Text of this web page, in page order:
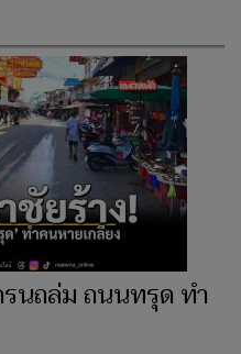
นถล่ม ถนนทรุด ทำ